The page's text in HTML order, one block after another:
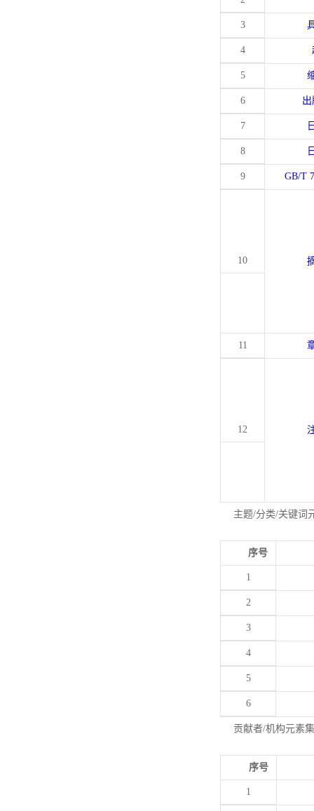
3
4
5
6
7
8
9 GB/T
10
11
12
主题/分类/关键词
序号
1
2
3
4
5
6
贡献者/机构元素
序号
1